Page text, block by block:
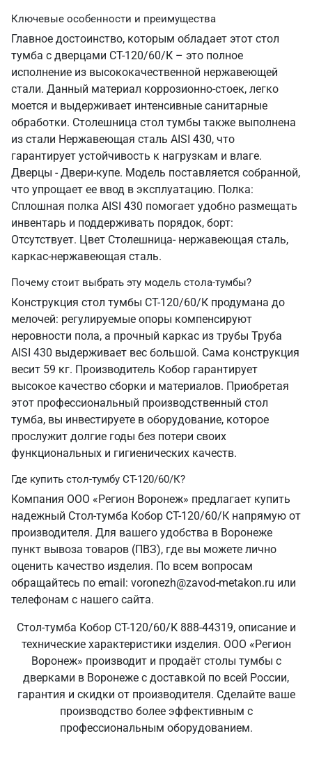
Ключевые особенности и преимущества
Главное достоинство, которым обладает этот стол
тумба с дверцами СТ-120/60/К – это полное
исполнение из высококачественной нержавеющей
стали. Данный материал коррозионно-стоек, легко
моется и выдерживает интенсивные санитарные
обработки. Столешница стол тумбы также выполнена
из стали Нержавеющая сталь AISI 430, что
гарантирует устойчивость к нагрузкам и влаге.
Дверцы - Двери-купе. Модель поставляется собранной,
что упрощает ее ввод в эксплуатацию. Полка:
Сплошная полка AISI 430 помогает удобно размещать
инвентарь и поддерживать порядок, борт:
Отсутствует. Цвет Столешница- нержавеющая сталь,
каркас-нержавеющая сталь.
Почему стоит выбрать эту модель стола-тумбы?
Конструкция стол тумбы СТ-120/60/К продумана до
мелочей: регулируемые опоры компенсируют
неровности пола, а прочный каркас из трубы Труба
AISI 430 выдерживает вес большой. Сама конструкция
весит 59 кг. Производитель Кобор гарантирует
высокое качество сборки и материалов. Приобретая
этот профессиональный производственный стол
тумба, вы инвестируете в оборудование, которое
прослужит долгие годы без потери своих
функциональных и гигиенических качеств.
Где купить стол-тумбу СТ-120/60/К?
Компания ООО «Регион Воронеж» предлагает купить
надежный Стол-тумба Кобор СТ-120/60/К напрямую от
производителя. Для вашего удобства в Воронеже
пункт вывоза товаров (ПВЗ), где вы можете лично
оценить качество изделия. По всем вопросам
обращайтесь по email: voronezh@zavod-metakon.ru или
телефонам с нашего сайта.
Стол-тумба Кобор СТ-120/60/К 888-44319, описание и
технические характеристики изделия. ООО «Регион
Воронеж» производит и продаёт столы тумбы с
дверками в Воронеже с доставкой по всей России,
гарантия и скидки от производителя. Сделайте ваше
производство более эффективным с
профессиональным оборудованием.